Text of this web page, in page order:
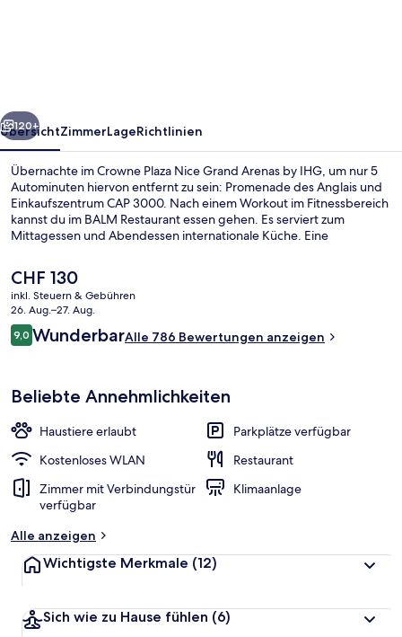
IHG
Weiter
120+
ÜbersichtZimmerLageRichtlinien
Übernachte im Crowne Plaza Nice Grand Arenas by IHG, um nur 5
Autominuten hiervon entfernt zu sein: Promenade des Anglais und
Einkaufszentrum CAP 3000. Nach einem Workout im Fitnessbereich
kannst du im BALM Restaurant essen gehen. Es serviert zum
Mittagessen und Abendessen internationale Küche. Eine
Das hilfsbereite Personal und die Lage erhalten tolle Bewertungen
von anderen Reisenden. Die Unterkunft ist nur einen kurzen
Fußmarsch von den öffentlichen Verkehrsmitteln entfernt: Bis zur U-
Bahn sind es wenige Schritte (Straßenbahnhaltestelle Grand Arenas
South) bzw. 4 Minuten (Straßenbahnhaltestelle Grand Arenas).
Der
aktuelle
Preis
beträgt
CHF 130.
CHF 130
inkl. Steuern & Gebühren
26. Aug.–27. Aug.
Bewertungen
9,09,0 von 10.
WunderbarAlle 786 Bewertungen anzeigen
Beliebte Annehmlichkeiten
Haustiere erlaubt
Parkplätze verfügbar
Kostenloses WLAN
Restaurant
Zimmer mit Verbindungstür
verfügbar
Klimaanlage
Alle anzeigen
Wichtigste Merkmale (12)
Sich wie zu Hause fühlen (6)